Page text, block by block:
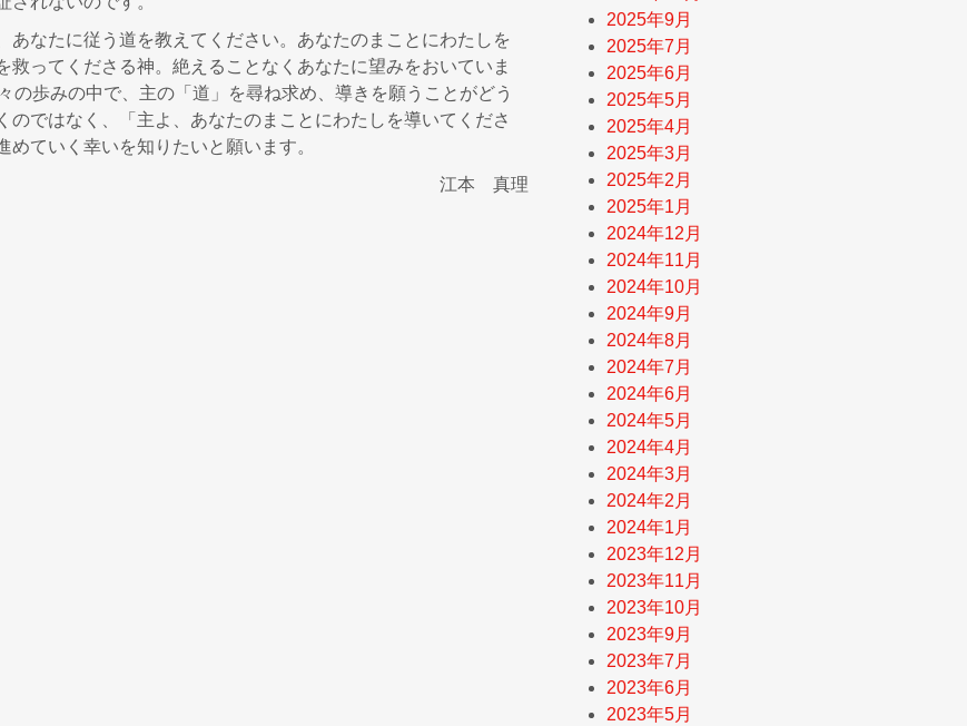
なたに従う道を教えてください。あなたのまことにわたしを
ってくださる神。絶えることなくあなたに望みをおいていま
歩みの中で、主の「道」を尋ね求め、導きを願うことがどう
ではなく、「主よ、あなたのまことにわたしを導いてくださ
ていく幸いを知りたいと願います。
江本 真理
2025年9月
2025年7月
2025年6月
2025年5月
2025年4月
2025年3月
2025年2月
2025年1月
2024年12月
2024年11月
2024年10月
2024年9月
2024年8月
2024年7月
2024年6月
2024年5月
2024年4月
2024年3月
2024年2月
2024年1月
2023年12月
2023年11月
2023年10月
2023年9月
2023年7月
2023年6月
2023年5月